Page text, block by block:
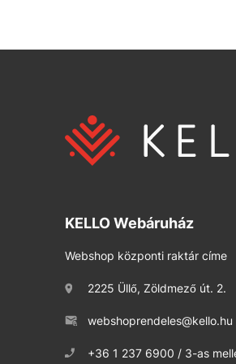
KELLO Webáruház
Webshop központi raktár címe
2225 Üllő, Zöldmező út. 2.
webshoprendeles@kello.hu
+36 1 237 6900 / 3-as